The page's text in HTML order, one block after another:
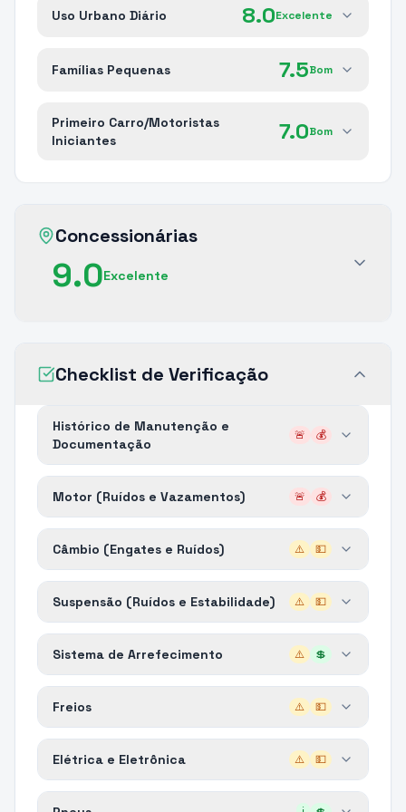
Uso Urbano Diário 8.0Excelente
Famílias Pequenas 7.5Bom
Primeiro Carro/Motoristas
Iniciantes
7.0Bom
Concessionárias
9.0Excelente
Checklist de Verificação
Histórico de Manutenção e
Documentação
🚨 💰
Motor (Ruídos e Vazamentos) 🚨 💰
Câmbio (Engates e Ruídos) ⚠️ 💵
Suspensão (Ruídos e Estabilidade) ⚠️ 💵
Sistema de Arrefecimento ⚠️ 💲
Freios ⚠️ 💵
Elétrica e Eletrônica ⚠️ 💵